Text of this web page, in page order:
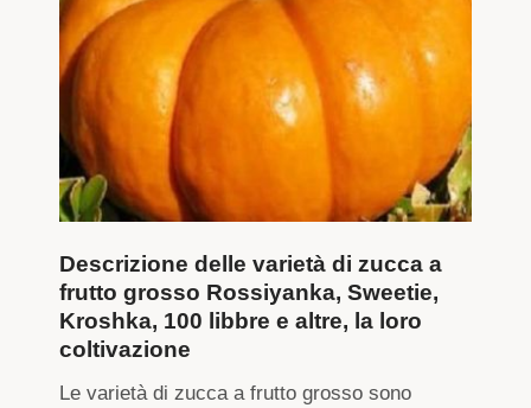
Descrizione delle varietà di zucca a
frutto grosso Rossiyanka, Sweetie,
Kroshka, 100 libbre e altre, la loro
coltivazione
Le varietà di zucca a frutto grosso sono